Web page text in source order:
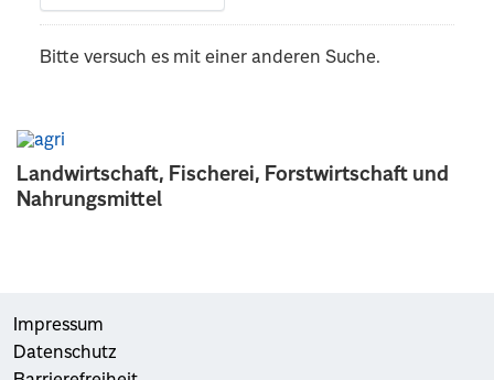
Landwirtschaft, Fischerei, Forstwirtschaft und
Nahrungsmittel
Bitte versuch es mit einer anderen Suche.
Impressum
Datenschutz